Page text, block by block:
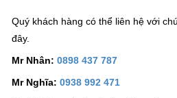
Quý khách hàng có thể liên hệ với
đây.
Mr Nhân:0898 437 787
Mr Nghĩa:0938 992 471